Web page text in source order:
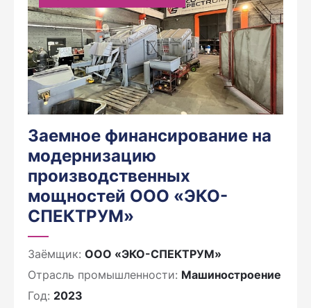
Заемное финансирование на
модернизацию
производственных
мощностей ООО «ЭКО-
СПЕКТРУМ»
Заёмщик: ООО «ЭКО-СПЕКТРУМ»
Отрасль промышленности: Машиностроение
Год: 2023